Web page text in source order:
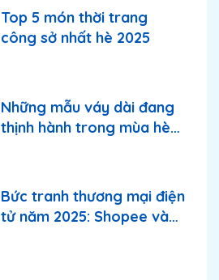
Top 5 món thời trang
công sở nhất hè 2025
Những mẫu váy dài đang
thịnh hành trong mùa hè
Bức tranh thương mại điện
tử năm 2025: Shopee và